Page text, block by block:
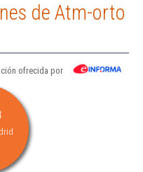
de Atm-orto
ofrecida por